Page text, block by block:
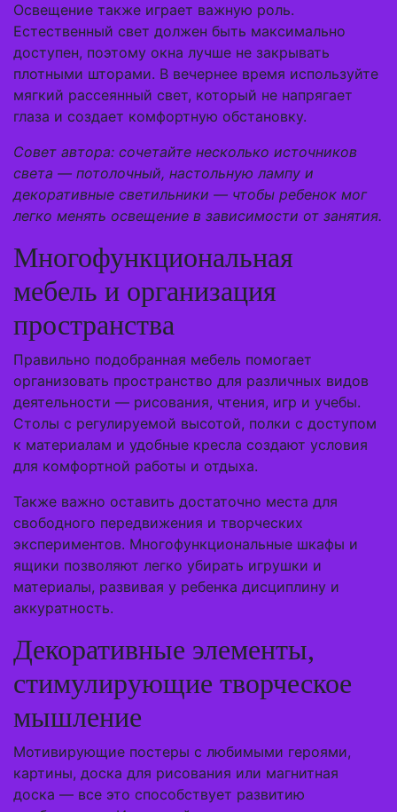
Освещение также играет важную роль.
Естественный свет должен быть максимально
доступен, поэтому окна лучше не закрывать
плотными шторами. В вечернее время используйте
мягкий рассеянный свет, который не напрягает
глаза и создает комфортную обстановку.
Совет автора: сочетайте несколько источников
света — потолочный, настольную лампу и
декоративные светильники — чтобы ребенок мог
легко менять освещение в зависимости от занятия.
Многофункциональная
мебель и организация
пространства
Правильно подобранная мебель помогает
организовать пространство для различных видов
деятельности — рисования, чтения, игр и учебы.
Столы с регулируемой высотой, полки с доступом
к материалам и удобные кресла создают условия
для комфортной работы и отдыха.
Также важно оставить достаточно места для
свободного передвижения и творческих
экспериментов. Многофункциональные шкафы и
ящики позволяют легко убирать игрушки и
материалы, развивая у ребенка дисциплину и
аккуратность.
Декоративные элементы,
стимулирующие творческое
мышление
Мотивирующие постеры с любимыми героями,
картины, доска для рисования или магнитная
доска — все это способствует развитию